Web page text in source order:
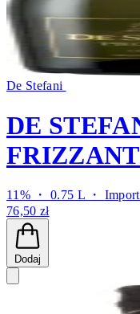
De Stefani
DE
11% ・ 0.75 L ・
76,50 zł
Dodaj